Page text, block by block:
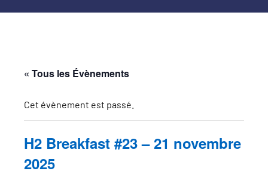
« Tous les Évènements
Cet évènement est passé.
H2 Breakfast #23 – 21 novembre
2025